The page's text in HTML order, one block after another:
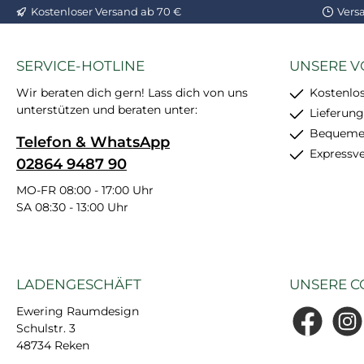
Bauteilen, z.
, Brillux
auch
auf
schnell
nach
Blockfest ,
Kostenloser Versand ab 70 €
SERVICE-HOTLINE
Wir beraten dich gern! Lass dich von uns
unterstützen und beraten unter:
Telefon & WhatsApp
02864 9487 90
MO-FR 08:00 - 17:00 Uhr
SA 08:30 - 13:00 Uhr
UNSERE
LADENGESCHÄFT
Ewering Raumdesign
Schulstr. 3
48734 Reken
UNSERE
Facebook